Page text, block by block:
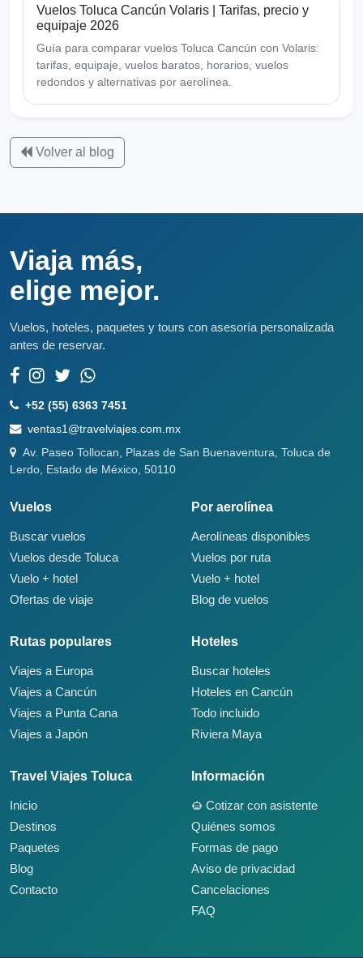
Vuelos Toluca Cancún Volaris | Tarifas, precio y
equipaje 2026
Guía para comparar vuelos Toluca Cancún con Volaris:
tarifas, equipaje, vuelos baratos, horarios, vuelos
redondos y alternativas por aerolínea.
Volver al blog
Viaja más,
elige mejor.
Vuelos, hoteles, paquetes y tours con asesoría personalizada
antes de reservar.
+52 (55) 6363 7451
ventas1@travelviajes.com.mx
Av. Paseo Tollocan, Plazas de San Buenaventura, Toluca de
Lerdo, Estado de México, 50110
Vuelos
Buscar vuelos
Vuelos desde Toluca
Vuelo + hotel
Ofertas de viaje
Por aerolínea
Aerolíneas disponibles
Vuelos por ruta
Vuelo + hotel
Blog de vuelos
Rutas populares
Viajes a Europa
Viajes a Cancún
Viajes a Punta Cana
Viajes a Japón
Hoteles
Buscar hoteles
Hoteles en Cancún
Todo incluido
Riviera Maya
Travel Viajes Toluca
Inicio
Destinos
Paquetes
Blog
Contacto
Información
Cotizar con asistente
Quiénes somos
Formas de pago
Aviso de privacidad
Cancelaciones
FAQ